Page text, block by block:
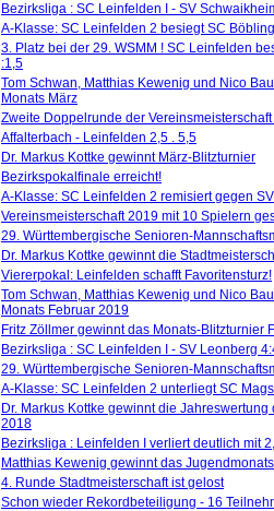
Bezirksliga : SC Leinfelden I - SV
A-Klasse: SC Leinfelden 2 besiegt SC
3. Platz bei der 29. WSMM ! SC Leinfelden
:1,5
Tom Schwan, Matthias Kewenig und Nico
Monats März
Zweite Doppelrunde der
Affalterbach - Leinfelden 2,5 . 5,5
Dr. Markus Kottke gewinnt März-Blitzturnier
Bezirkspokalfinale erreicht!
A-Klasse: SC Leinfelden 2 remisiert gegen
Vereinsmeisterschaft 2019 mit 10 Spielern
29. Württembergische Senioren-
Dr. Markus Kottke gewinnt die
Viererpokal: Leinfelden schafft Favoritensturz!
Tom Schwan, Matthias Kewenig und Nico
Monats Februar 2019
Fritz Zöllmer gewinnt das Monats-Blitzturnier
Bezirksliga : SC Leinfelden I - SV Leonberg
29. Württembergische Senioren-
A-Klasse: SC Leinfelden 2 unterliegt SC
Dr. Markus Kottke gewinnt die
2018
Bezirksliga : Leinfelden I verliert deutlich mit
Matthias Kewenig gewinnt das
4. Runde Stadtmeisterschaft ist gelost
Schon wieder Rekordbeteiligung - 16